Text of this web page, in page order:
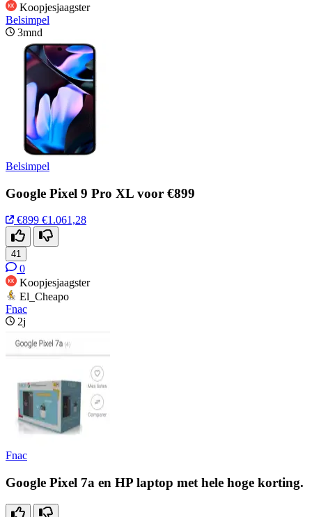
Koopjesjaagster
Belsimpel
3mnd
Belsimpel
Google Pixel 9 Pro XL voor €899
€899 €1.061,28
41
0
Koopjesjaagster
El_Cheapo
Fnac
2j
Fnac
Google Pixel 7a en HP laptop met hele hoge korting.